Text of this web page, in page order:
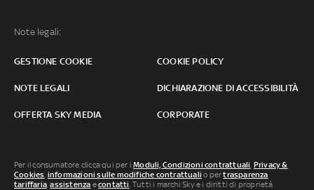
Note legali:
GESTIONE COOKIE COOKIE POLICY
NOTE LEGALI DICHIARAZIONE DI ACCESSIBILITÀ
OFFERTA SKY MEDIA CORPORATE
Per il consumatore clicca qui per iModuli, Condizioni contrattuali, Privacy &
Cookies, informazioni sulle modifiche contrattuali o pertrasparenza
tariffaria,assistenza econtatti. Tutti i marchi Sky e i diritti di proprietà